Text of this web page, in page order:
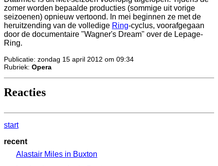
zomer worden bepaalde producties (sommige uit vorige
seizoenen) opnieuw vertoond. In mei beginnen ze met de
heruitzending van de volledige Ring-cyclus, voorafgegaan
door de documentaire "Wagner's Dream" over de Lepage-
Ring.
Publicatie: zondag 15 april 2012 om 09:34
Rubriek: Opera
Reacties
start
recent
Alastair Miles in Buxton